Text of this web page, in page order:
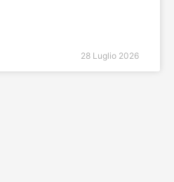
28 Luglio 2026